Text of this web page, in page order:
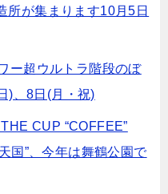
所が集まります10月5日
ー超ウルトラ階段のぼ
)、8日(月・祝)
CUP “COFFEE”
国”、今年は舞鶴公園で